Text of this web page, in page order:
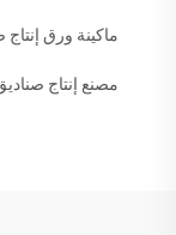
ماكينة ورق
مصنع إنتاج